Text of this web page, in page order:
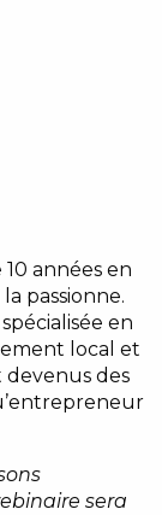
années en
passionne.
en
local et
des
sera